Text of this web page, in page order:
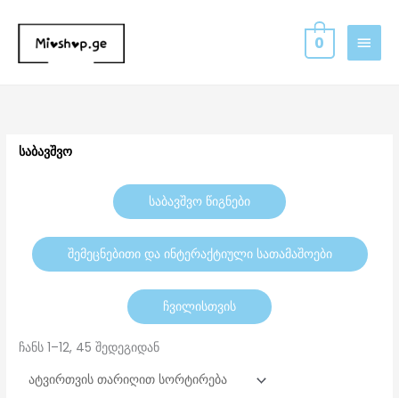
content
MAIN
MENU
0
საბავშვო
ᲡᲐᲑᲐᲕᲨᲕᲝ ᲬᲘᲒᲜᲔᲑᲘ
ᲨᲔᲛᲔᲪᲜᲔᲑᲘᲗᲘ ᲓᲐ ᲘᲜᲢᲔᲠᲐᲥᲢᲘᲣᲚᲘ ᲡᲐᲗᲐᲛᲐᲨᲝᲔᲑᲘ
ᲩᲕᲘᲚᲘᲡᲗᲕᲘᲡ
ჩანს 1–12, 45 შედეგიდან